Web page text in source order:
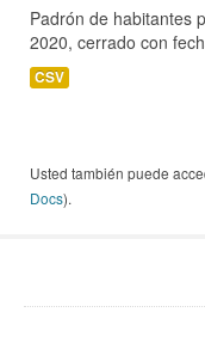
Padrón de habitantes
2020, cerrado con
CSV
Usted también puede
Docs).